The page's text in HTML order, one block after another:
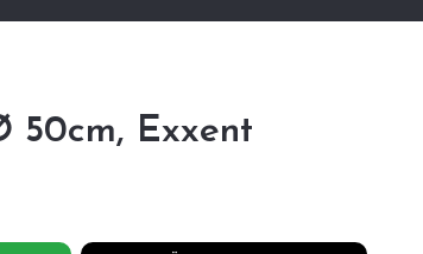
50cm, Exxent